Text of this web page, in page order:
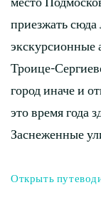
место
приезжать
экскурсионные
Троице-
город иначе и
это время года
Заснеженные
Открыть